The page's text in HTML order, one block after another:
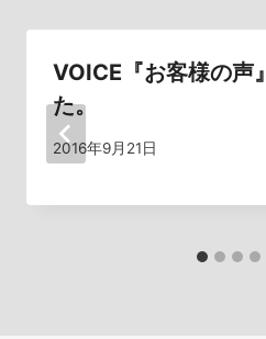
ョ
ン
VOICE『お客様の声
た。
2016年9月21日